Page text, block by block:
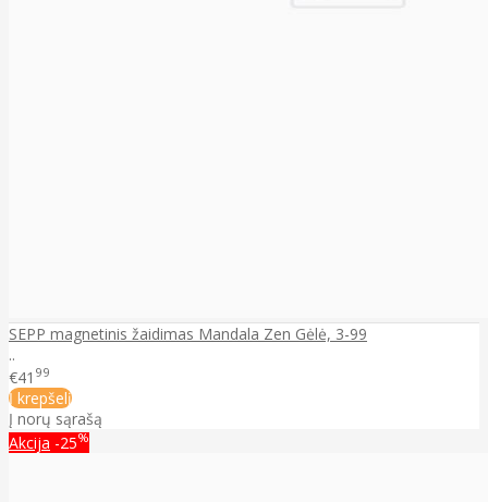
SEPP magnetinis žaidimas Mandala Zen Gėlė, 3-99
..
€41 99
Į krepšelį
Į norų sąrašą
Akcija -25%